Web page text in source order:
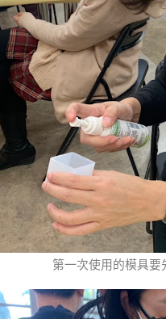
第一次使用的模具要